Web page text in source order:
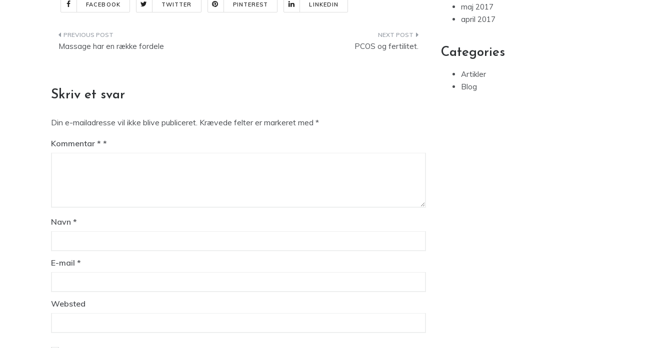
FACEBOOK TWITTER PINTEREST LINKEDIN
Indlægsnavigation
Massage har en række fordele PCOS og fertilitet.
Skriv et svar
Din e-mailadresse vil ikke blive publiceret. Krævede felter er markeret med *
Kommentar *
Navn *
E-mail *
Websted
maj 2017
april 2017
Categories
Artikler
Blog